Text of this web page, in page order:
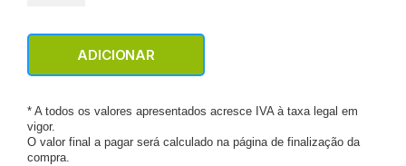
ADICIONAR
* A todos os valores apresentados acresce IVA à taxa legal em
vigor.
O valor final a pagar será calculado na página de finalização da
compra.